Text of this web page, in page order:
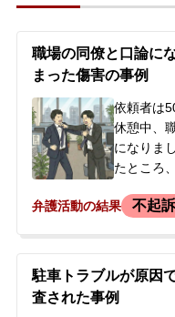
ご依頼者からの
無料相談の口コ
刑事事件について
職場の同僚と口論に
まった傷害の事例
依頼者は
休憩中、
になりま
たところ
それによ
を受ける
の対応や
感じ、当
弁護活動の結果 不起
駐車トラブルが原因
査された事例